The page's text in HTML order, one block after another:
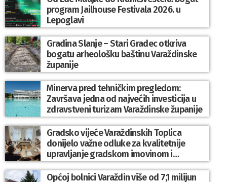
program Jailhouse Festivala 2026. u
Lepoglavi
Gradina Slanje – Stari Gradec otkriva
bogatu arheološku baštinu Varaždinske
županije
Minerva pred tehničkim pregledom:
Završava jedna od najvećih investicija u
zdravstveni turizam Varaždinske županije
Gradsko vijeće Varaždinskih Toplica
donijelo važne odluke za kvalitetnije
upravljanje gradskom imovinom i
komunalnim sustavom
Općoj bolnici Varaždin više od 7,1 milijun